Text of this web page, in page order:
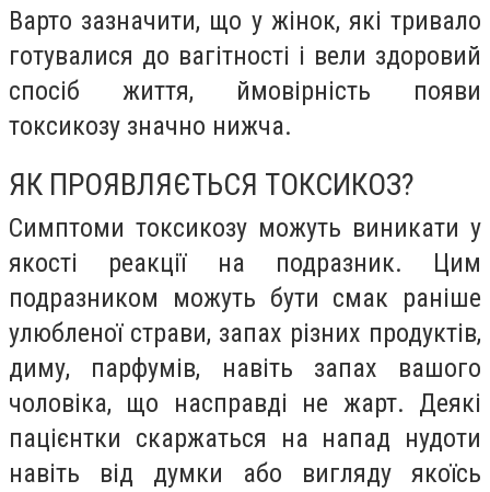
Варто зазначити, що у жінок, які тривало
готувалися до вагітності і вели здоровий
спосіб життя, ймовірність появи
токсикозу значно нижча.
ЯК ПРОЯВЛЯЄТЬСЯ ТОКСИКОЗ?
Симптоми токсикозу можуть виникати у
якості реакції на подразник. Цим
подразником можуть бути смак раніше
улюбленої страви, запах різних продуктів,
диму, парфумів, навіть запах вашого
чоловіка, що насправді не жарт. Деякі
пацієнтки скаржаться на напад нудоти
навіть від думки або вигляду якоїсь